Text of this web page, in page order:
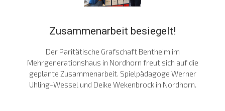
Zusammenarbeit besiegelt!
Der Paritätische Grafschaft Bentheim im
Mehrgenerationshaus in Nordhorn freut sich auf die
geplante Zusammenarbeit. Spielpädagoge Werner
Uhling-Wessel und Deike Wekenbrock in Nordhorn.